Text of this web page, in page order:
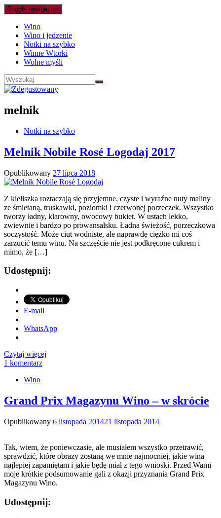
Toggle navigation
Wino
Wino i jedzenie
Notki na szybko
Winne Wtorki
Wolne myśli
melnik
Notki na szybko
Melnik Nobile Rosé Logodaj 2017
Opublikowany 27 lipca 2018
Z kieliszka roztaczają się przyjemne, czyste i wyraźne nuty maliny
ze śmietaną, truskawki, poziomki i czerwonej porzeczek. Wszystko
tworzy ładny, klarowny, owocowy bukiet. W ustach lekko,
zwiewnie i bardzo po prowansalsku. Ładna świeżość, porzeczkowa
soczystość. Może ciut wodniste, ale naprawdę ciężko mi coś
zarzucić temu winu. Na szczęście nie jest podkręcone cukrem i
mimo, że […]
Udostępnij:
E-mail
WhatsApp
Czytaj więcej
1 komentarz
Wino
Grand Prix Magazynu Wino – w skrócie
Opublikowany 6 listopada 201421 listopada 2014
Tak, wiem, że poniewczasie, ale musiałem wszystko przetrawić,
sprawdzić, które obrazy zostaną we mnie najmocniej, jakie wina
najlepiej zapamiętam i jakie będę miał z tego wnioski. Przed Wami
moje krótkie podsumowanie gali z okazji przyznania Grand Prix
Magazynu Wino.
Udostępnij: